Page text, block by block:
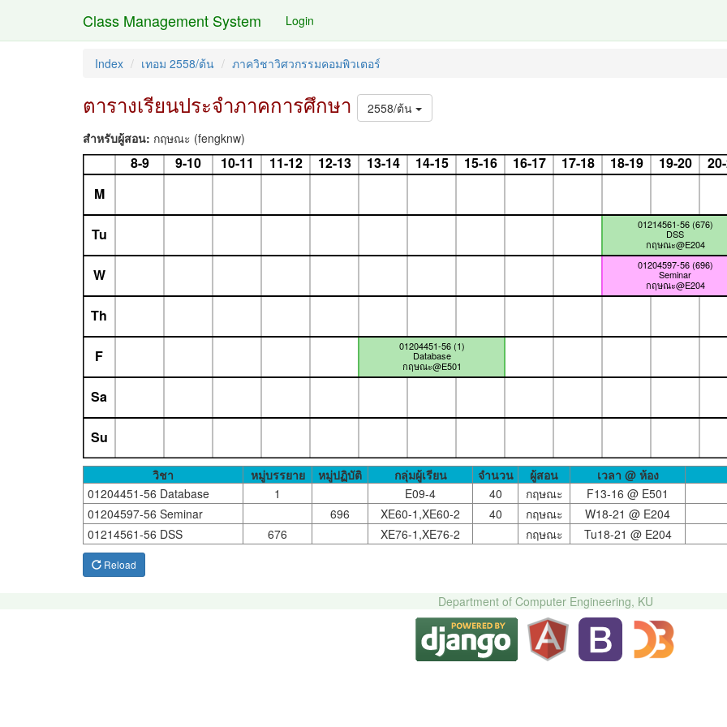
Class Management System Login
Index เทอม 2558/ต้น ภาควิชาวิศวกรรมคอมพิวเตอร์
ตารางเรียนประจำภาคการศึกษา
2558/ต้น
สำหรับผู้สอน: กฤษณะ (fengknw)
8-9 9-10 10-11 11-12 12-13 13-14 14-15 15-16 16-17 17-18 18-19 19-20
01204451-56 (1)
Database
กฤษณะ@E501
01204597-56 (696)
Seminar
กฤษณะ@E204
01214561-56 (676)
DSS
กฤษณะ@E204
M
Tu
W
Th
F
Sa
Su
วิชา หมู่บรรยาย หมู่ปฏิบัติ กลุ่มผู้เรียน จำนวน ผู้สอน
เวลา @ ห้อง
01204451-56 Database
1 E09-4 40 กฤษณะ F13-16 @ E501
01204597-56 Seminar
696 XE60-1,XE60-2 40 กฤษณะ W18-21 @ E204
01214561-56 DSS
676 XE76-1,XE76-2 กฤษณะ Tu18-21 @ E204
Reload
Department of Computer Engineering, KU